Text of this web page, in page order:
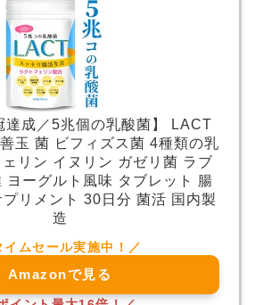
達成／5兆個の乳酸菌】 LACT
玉 菌 ビフィズス菌 4種類の乳
リン イヌリン ガゼリ菌 ラブ
ヨーグルト風味 タブレット 腸
リメント 30日分 菌活 国内製
造
Amazonで見る